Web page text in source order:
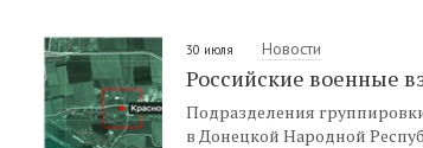
30 июля Новости
Российские военные
Подразделения
в Донецкой Народной